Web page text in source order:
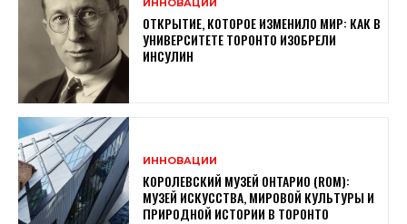
ОТКРЫТИЕ, КОТОРОЕ ИЗМЕНИЛО МИР: КАК В
УНИВЕРСИТЕТЕ ТОРОНТО ИЗОБРЕЛИ
ИНСУЛИН
ИННОВАЦИИ
КОРОЛЕВСКИЙ МУЗЕЙ ОНТАРИО (ROM):
МУЗЕЙ ИСКУССТВА, МИРОВОЙ КУЛЬТУРЫ И
ПРИРОДНОЙ ИСТОРИИ В ТОРОНТО